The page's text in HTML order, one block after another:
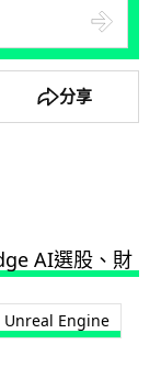
分享
Unreal Engine